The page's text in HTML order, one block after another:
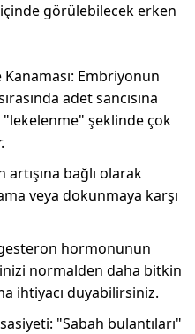
görülebilecek erken
Embriyonun
adet sancısına
şeklinde çok
bağlı olarak
veya dokunmaya karşı
hormonunun
normalden daha bitkin
ihtiyacı duyabilirsiniz.
"Sabah bulantıları"